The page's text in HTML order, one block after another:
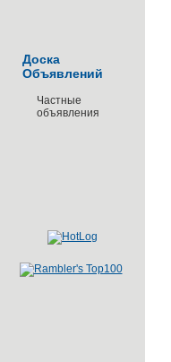
Доска
Объявлений
Частные
объявления